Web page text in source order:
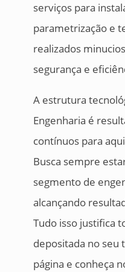
serviços para
parametrização e
realizados
segurança e
A estrutura
Engenharia é
contínuos para
Busca sempre
segmento de
alcançando
Tudo isso justifica
depositada no seu
página e conheça